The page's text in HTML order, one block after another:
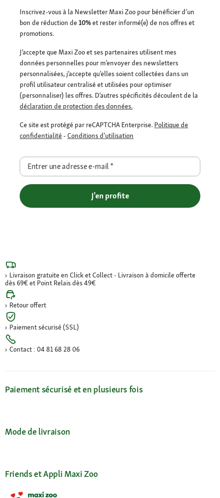
Inscrivez-vous à la Newsletter Maxi Zoo pour bénéficier d’un
bon de réduction de10%et rester informé(e) de nos offres et
promotions.
J’accepte que Maxi Zoo et ses partenaires utilisent mes
données personnelles pour m’envoyer des newsletters
personnalisées, j’accepte qu’elles soient collectées dans un
profil utilisateur centralisé et utilisées pour optimiser
(personnaliser) les offres. D’autres spécificités découlent de la
déclaration de protection des données.
Ce site est protégé par reCAPTCHA Enterprise. Politique de
confidentialité - Conditions d'utilisation
Entrer une adresse e-mail*
J'en profite
Livraison gratuite en Click et Collect - Livraison à domicile offerte
dès 69€ et Point Relais dès 49€
Retour offert
Paiement sécurisé (SSL)
Contact : 04 81 68 28 06
Paiement sécurisé et en plusieurs fois
Mode de livraison
Friends et Appli Maxi Zoo